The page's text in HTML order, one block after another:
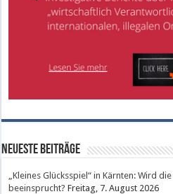
Neueste Beiträge
„Kleines Glücksspiel“ in Kärnten: Wird
beeinsprucht? Freitag, 7. August 2026